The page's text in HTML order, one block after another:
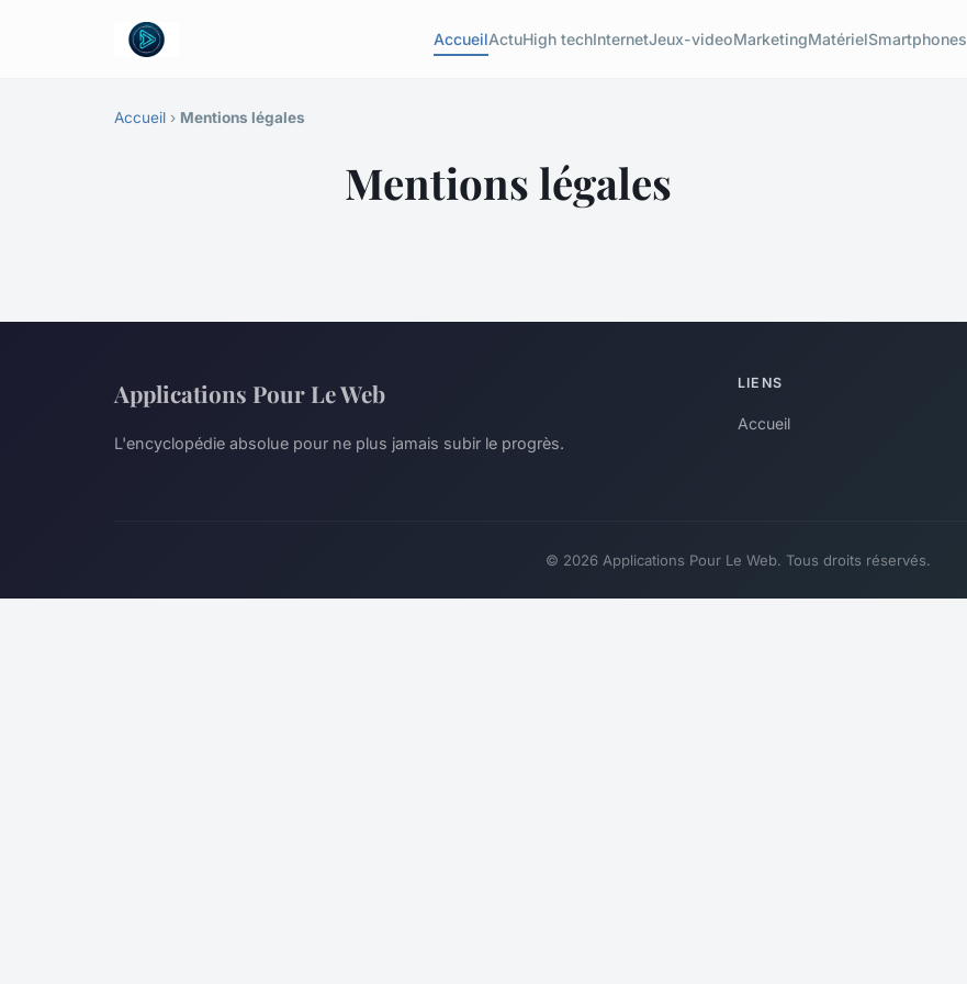
AccueilActuHigh techInternetJeux-videoMarketingMatérielSmartphones
Accueil › Mentions légales
Mentions légales
Applications Pour Le Web
L'encyclopédie absolue pour ne plus jamais subir le progrès.
LIENS
Accueil
© 2026 Applications Pour Le Web. Tous droits réservés.